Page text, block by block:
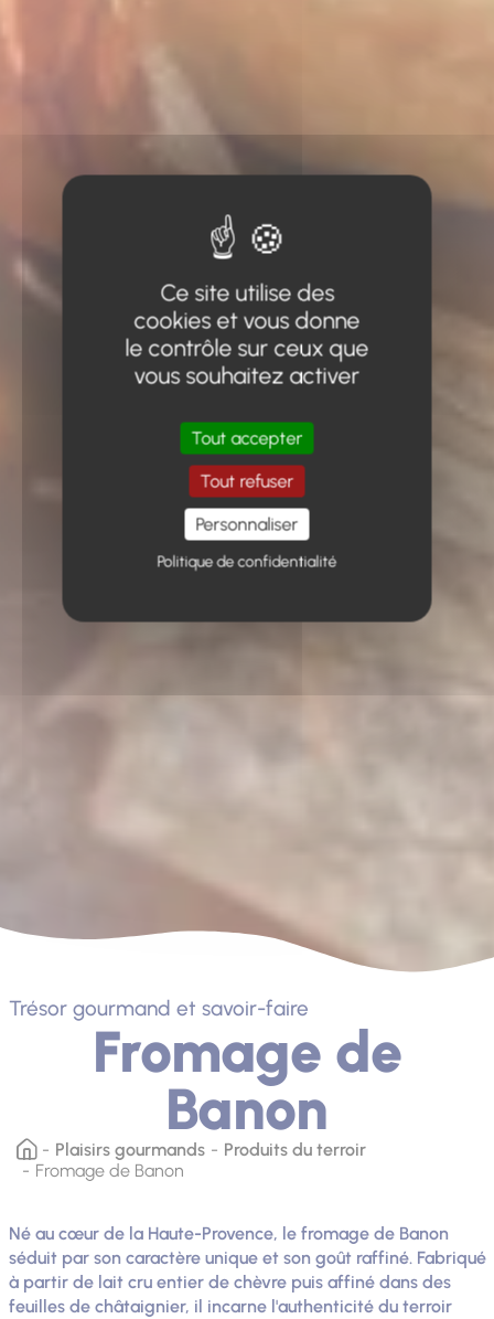
Fromage de
Banon
Trésor gourmand et savoir-faire
Plaisirs gourmands
Produits du terroir
Fromage de Banon
Né au cœur de la Haute-Provence, le fromage de Banon
séduit par son caractère unique et son goût raffiné. Fabriqué
à partir de lait cru entier de chèvre puis affiné dans des
feuilles de châtaignier, il incarne l'authenticité du terroir
Ce site utilise des
cookies et vous donne
le contrôle sur ceux que
vous souhaitez activer
Tout accepter
Tout refuser
Personnaliser
Politique de confidentialité